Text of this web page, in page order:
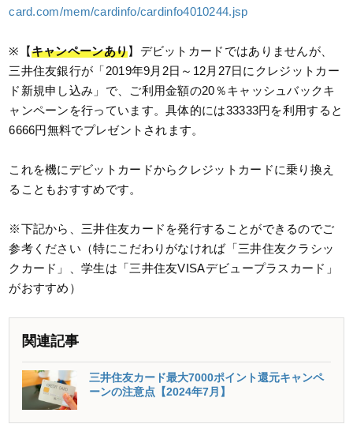
card.com/mem/cardinfo/cardinfo4010244.jsp
※【キャンペーンあり】デビットカードではありませんが、
三井住友銀行が「2019年9月2日～12月27日にクレジットカー
ド新規申し込み」で、ご利用金額の20％キャッシュバックキ
ャンペーンを行っています。具体的には33333円を利用すると
6666円無料でプレゼントされます。
これを機にデビットカードからクレジットカードに乗り換え
ることもおすすめです。
※下記から、三井住友カードを発行することができるのでご
参考ください（特にこだわりがなければ「三井住友クラシッ
クカード」、学生は「三井住友VISAデビュープラスカード」
がおすすめ）
関連記事
三井住友カード最大7000ポイント還元キャンペ
ーンの注意点【2024年7月】